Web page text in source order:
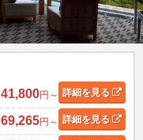
41,800円～ 詳細を見る
69,265円～ 詳細を見る